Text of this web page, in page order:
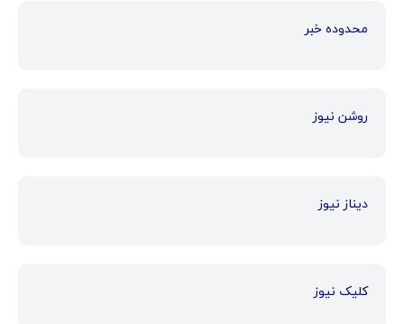
محدوده خبر
روشن نیوز
دیناز نیوز
کلیک نیوز